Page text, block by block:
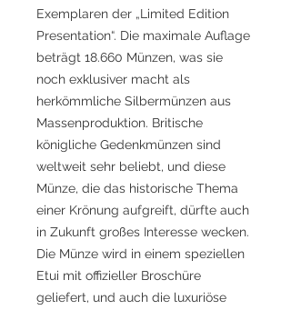
Exemplaren der „Limited Edition
Presentation“. Die maximale Auflage
beträgt 18.660 Münzen, was sie
noch exklusiver macht als
herkömmliche Silbermünzen aus
Massenproduktion. Britische
königliche Gedenkmünzen sind
weltweit sehr beliebt, und diese
Münze, die das historische Thema
einer Krönung aufgreift, dürfte auch
in Zukunft großes Interesse wecken.
Die Münze wird in einem speziellen
Etui mit offizieller Broschüre
geliefert, und auch die luxuriöse